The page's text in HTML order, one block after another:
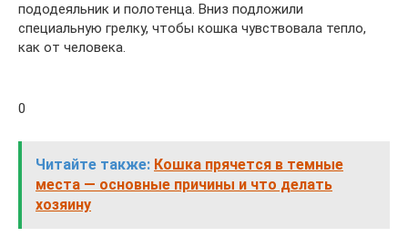
пододеяльник и полотенца. Вниз подложили
специальную грелку, чтобы кошка чувствовала тепло,
как от человека.
0
Читайте также: Кошка прячется в темные
места — основные причины и что делать
хозяину